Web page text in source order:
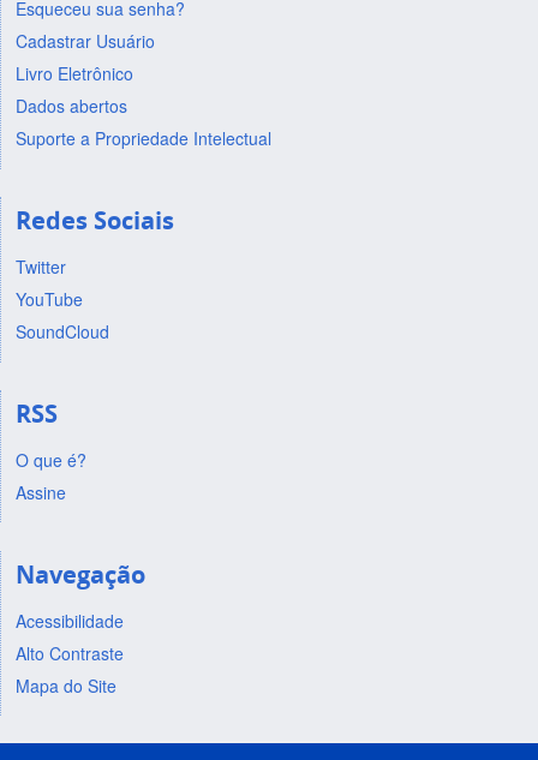
Esqueceu sua senha?
Cadastrar Usuário
Livro Eletrônico
Dados abertos
Suporte a Propriedade Intelectual
Redes Sociais
Twitter
YouTube
SoundCloud
RSS
O que é?
Assine
Navegação
Acessibilidade
Alto Contraste
Mapa do Site